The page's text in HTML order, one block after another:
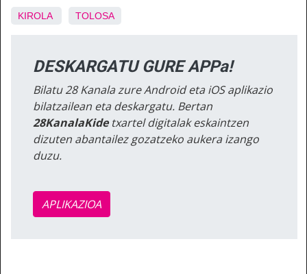
KIROLA TOLOSA
DESKARGATU GURE APPa!
Bilatu 28 Kanala zure Android eta iOS aplikazio
bilatzailean eta deskargatu. Bertan
28KanalaKidetxartel digitalak eskaintzen
dizuten abantailez gozatzeko aukera izango
duzu.
APLIKAZIOA